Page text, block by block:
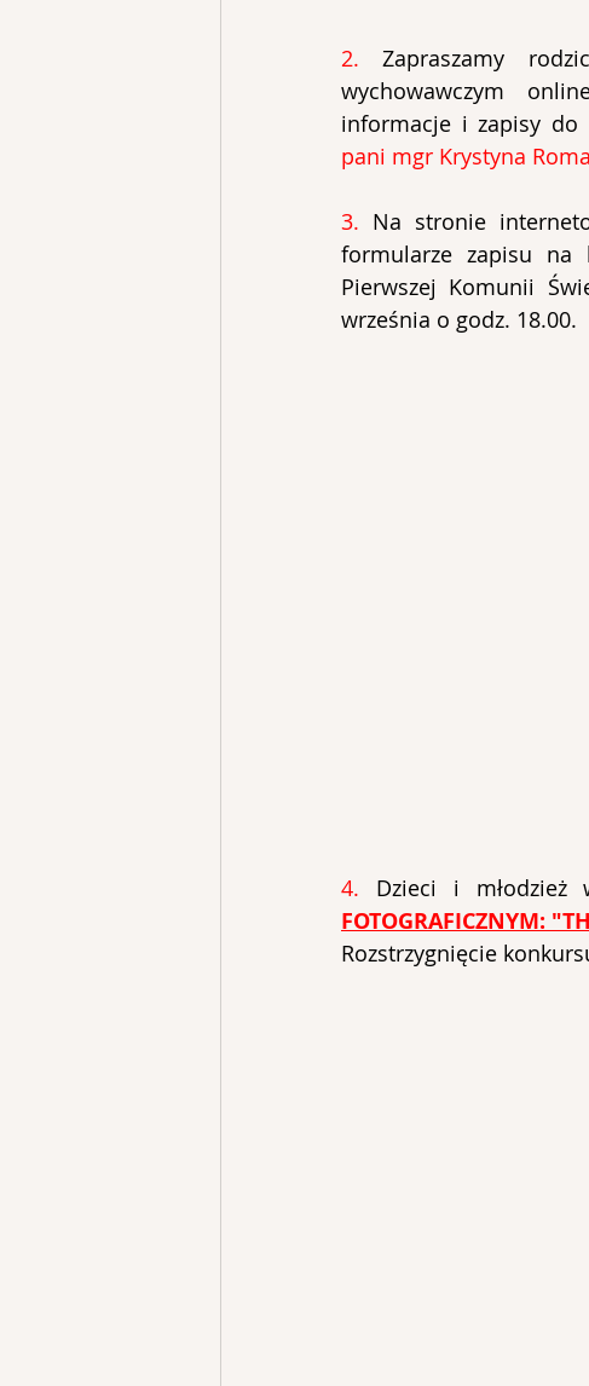
2. Zapraszamy
wychowawczym
informacje i zapisy do
pani mgr Krystyna
3. Na stronie
formularze zapisu na
Pierwszej Komunii
września o godz. 18.00.
4. Dzieci i
FOTOGRAFICZNYM:
Rozstrzygnięcie